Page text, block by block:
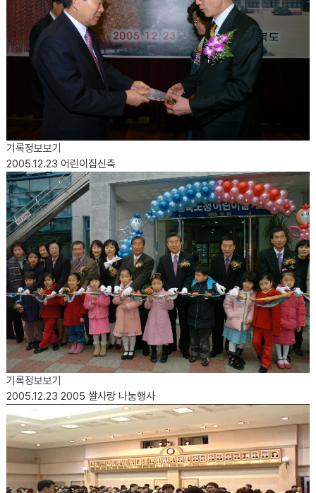
기록정보보기
2005.12.23 어린이집신축
기록정보보기
2005.12.23 2005 쌀사랑 나눔행사